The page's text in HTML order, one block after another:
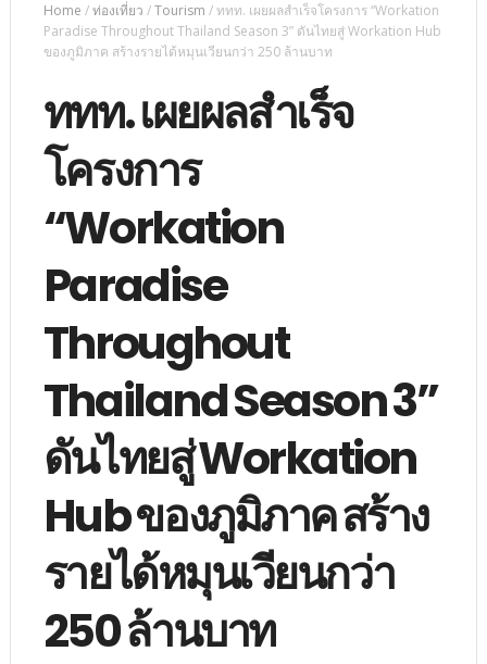
Home /ท่องเที่ยว /Tourism /ททท. เผยผลสำเร็จโครงการ “Workation
Paradise Throughout Thailand Season 3” ดันไทยสู่ Workation Hub
ของภูมิภาค สร้างรายได้หมุนเวียนกว่า 250 ล้านบาท
ททท. เผยผลสำเร็จ
โครงการ
“Workation
Paradise
Throughout
Thailand Season 3”
ดันไทยสู่ Workation
Hub ของภูมิภาค สร้าง
รายได้หมุนเวียนกว่า
250 ล้านบาท